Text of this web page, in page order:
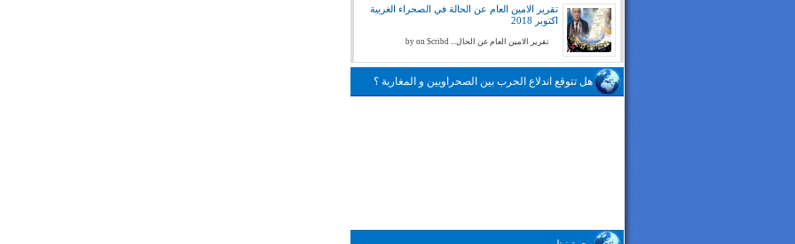
تقرير الامين العام عن الحالة في الصحراء الغربية
اكتوبر 2018
تقرير الامين العام عن الحال... by on Scribd
هل تتوقع اندلاع الحرب بين الصحراويين و المغاربة ؟